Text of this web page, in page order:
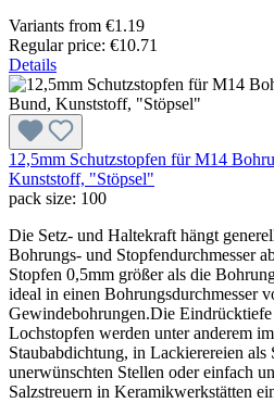
Variants from €1.19
Regular price: €10.71
Details
12,5mm Schutzstopfen für M14
Kunststoff, "Stöpsel"
pack size: 100
Die Setz- und Haltekraft hängt
Bohrungs- und Stopfendurchmesser
Stopfen 0,5mm größer als die
ideal in einen Bohrungsdurchmesser
Gewindebohrungen.Die
Lochstopfen werden unter anderem
Staubabdichtung, in Lackierereien als
unerwünschten Stellen oder einfach
Salzstreuern in Keramikwerkstätten